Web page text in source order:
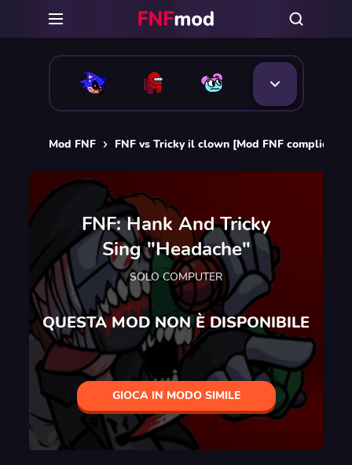
Mod FNF FNF vs Tricky il clown [Mod FNF complicate]
FNF: Hank And Tricky
Sing "Headache"
SOLO COMPUTER
QUESTA MOD NON È DISPONIBILE
GIOCA IN MODO SIMILE